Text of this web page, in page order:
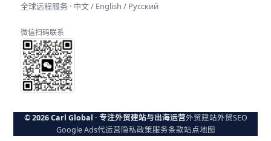
全球远程服务 · 中文 / English / Русский
微信扫码联系
© 2026 Carl Global · 专注外贸建站与出海运营外贸建站外贸SEO
Google Ads代运营隐私政策服务条款站点地图